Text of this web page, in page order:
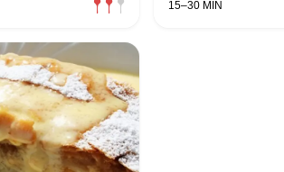
15–30 MIN